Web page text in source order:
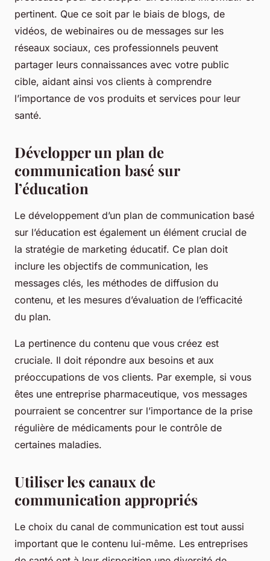
pertinent. Que ce soit par le biais de blogs, de
vidéos, de webinaires ou de messages sur les
réseaux sociaux, ces professionnels peuvent
partager leurs connaissances avec votre public
cible, aidant ainsi vos clients à comprendre
l’importance de vos produits et services pour leur
santé.
Développer un plan de
communication basé sur
l’éducation
Le développement d’un plan de communication basé
sur l’éducation est également un élément crucial de
la stratégie de marketing éducatif. Ce plan doit
inclure les objectifs de communication, les
messages clés, les méthodes de diffusion du
contenu, et les mesures d’évaluation de l’efficacité
du plan.
La pertinence du contenu que vous créez est
cruciale. Il doit répondre aux besoins et aux
préoccupations de vos clients. Par exemple, si vous
êtes une entreprise pharmaceutique, vos messages
pourraient se concentrer sur l’importance de la prise
régulière de médicaments pour le contrôle de
certaines maladies.
Utiliser les canaux de
communication appropriés
Le choix du canal de communication est tout aussi
important que le contenu lui-même. Les entreprises